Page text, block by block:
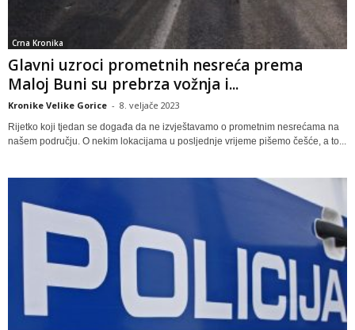
Crna Kronika
Glavni uzroci prometnih nesreća prema
Maloj Buni su prebrza vožnja i...
Kronike Velike Gorice - 8. veljače 2023
Rijetko koji tjedan se događa da ne izvještavamo o prometnim nesrećama na
našem području. O nekim lokacijama u posljednje vrijeme pišemo češće, a to...